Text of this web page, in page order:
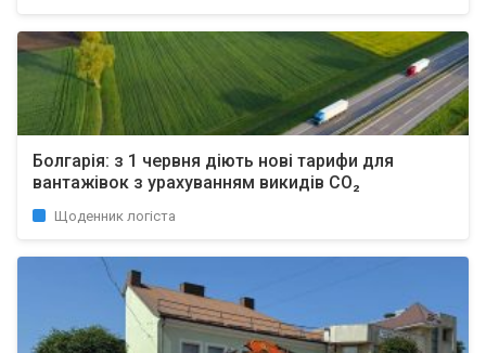
Болгарія: з 1 червня діють нові тарифи для
вантажівок з урахуванням викидів CO₂
Щоденник логіста